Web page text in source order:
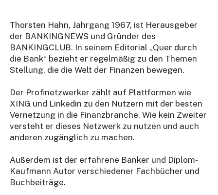
Thorsten Hahn, Jahrgang 1967, ist Herausgeber
der BANKINGNEWS und Gründer des
BANKINGCLUB. In seinem Editorial „Quer durch
die Bank“ bezieht er regelmäßig zu den Themen
Stellung, die die Welt der Finanzen bewegen.
Der Profinetzwerker zählt auf Plattformen wie
XING und Linkedin zu den Nutzern mit der besten
Vernetzung in die Finanzbranche. Wie kein Zweiter
versteht er dieses Netzwerk zu nutzen und auch
anderen zugänglich zu machen.
Außerdem ist der erfahrene Banker und Diplom-
Kaufmann Autor verschiedener Fachbücher und
Buchbeiträge.